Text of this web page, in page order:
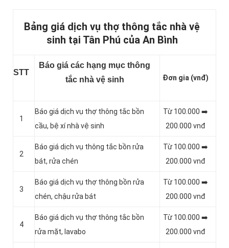
Bảng giá dịch vụ thợ thông tắc nhà vệ
sinh tại Tân Phú của An Bình
STT
Báo giá các hạng mục thông
tắc nhà vệ sinh
Đơn gia (vnđ)
1
Báo giá dịch vụ thợ thông tắc bồn
cầu, bệ xí nhà vệ sinh
Từ 100.000 ➡️
200.000 vnđ
2
Báo giá dịch vụ thông tắc bồn rửa
bát, rửa chén
Từ 100.000 ➡️
200.000 vnđ
3
Báo giá dịch vụ thợ thông bồn rửa
chén, chậu rửa bát
Từ 100.000 ➡️
200.000 vnđ
4
Báo giá dịch vụ thợ thông tắc bồn
rửa mặt, lavabo
Từ 100.000 ➡️
200.000 vnđ